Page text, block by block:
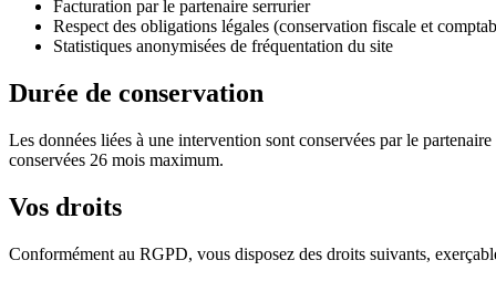
Facturation par le partenaire serrurier
Respect des obligations légales (conservation fiscale et
Statistiques anonymisées de fréquentation du site
Durée de conservation
Les données liées à une intervention sont conservées par le
conservées 26 mois maximum.
Vos droits
Conformément au RGPD, vous disposez des droits suivants,